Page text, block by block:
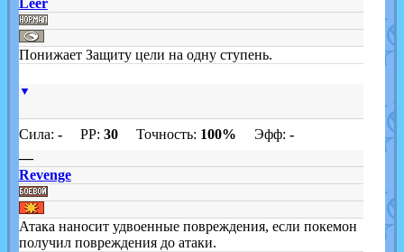
Leer
Понижает Защиту цели на одну ступень.
▼
Сила: -PP: 30Точность: 100% Эфф: -
—
Revenge
Атака наносит удвоенные повреждения, если покемон
получил повреждения до атаки.